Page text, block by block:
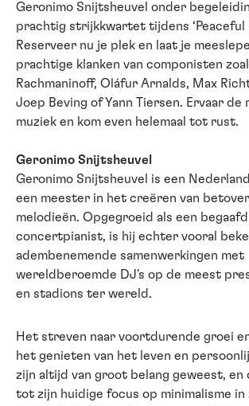
Geronimo Snijtsheuvel onder
prachtig strijkkwartet tijdens ‘Peaceful
Reserveer nu je plek en laat je
prachtige klanken van componisten
Rachmaninoff, Oláfur Arnalds, Max
Joep Beving of Yann Tiersen. Ervaar de
muziek en kom even helemaal tot rust.
Geronimo Snijtsheuvel
Geronimo Snijtsheuvel is een
een meester in het creëren van
melodieën. Opgegroeid als een
concertpianist, is hij echter vooral
adembenemende samenwerkingen met
wereldberoemde DJ's op de meest
en stadions ter wereld.
Het streven naar voortdurende groei
het genieten van het leven en
zijn altijd van groot belang geweest,
tot zijn huidige focus op minimalisme in